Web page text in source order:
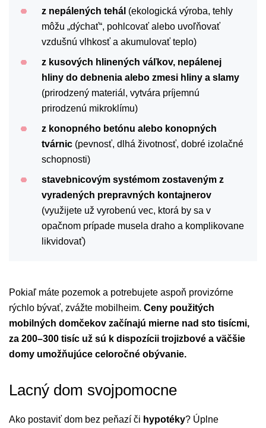
z nepálených tehál (ekologická výroba, tehly
môžu „dýchať“, pohlcovať alebo uvoľňovať
vzdušnú vlhkosť a akumulovať teplo)
z kusových hlinených váľkov, nepálenej
hliny do debnenia alebo zmesi hliny a slamy
(prirodzený materiál, vytvára príjemnú
prirodzenú mikroklímu)
z konopného betónu alebo konopných
tvárnic (pevnosť, dlhá životnosť, dobré izolačné
schopnosti)
stavebnicovým systémom zostaveným z
vyradených prepravných kontajnerov
(využijete už vyrobenú vec, ktorá by sa v
opačnom prípade musela draho a komplikovane
likvidovať)
Pokiaľ máte pozemok a potrebujete aspoň provizórne
rýchlo bývať, zvážte mobilheim. Ceny použitých
mobilných domčekov začínajú mierne nad sto tisícmi,
za 200–300 tisíc už sú k dispozícii trojizbové a väčšie
domy umožňujúce celoročné obývanie.
Lacný dom svojpomocne
Ako postaviť dom bez peňazí či hypotéky? Úplne